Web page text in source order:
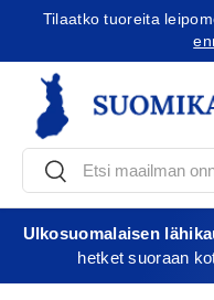
Tilaatko tuoreita
EtsiEtsi
Ulkosuomalaisen
hetket suoraan